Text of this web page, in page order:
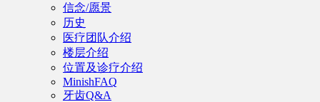
信念/愿景
历史
医疗团队介绍
楼层介绍
位置及诊疗介绍
MinishFAQ
牙齿Q&A